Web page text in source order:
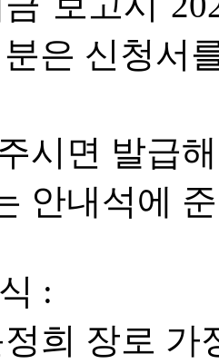
분은 신청서
시 면 발급해
안내석에 준
식 :
정희 장로 가